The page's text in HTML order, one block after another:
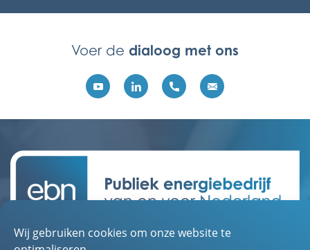
Wij gebruiken cookies om onze website te
Voer de dialoog met ons
Contact